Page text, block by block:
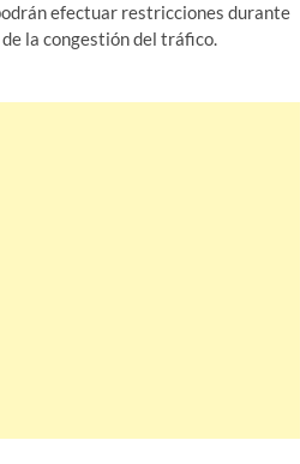
efectuar restricciones durante
la congestión del tráfico.